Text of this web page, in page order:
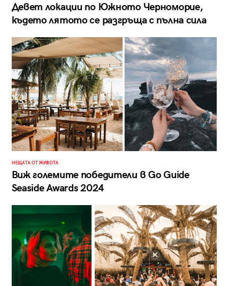
Девет локации по Южното Черноморие,
където лятото се разгръща с пълна сила
НЕЩАТА ОТ ЖИВОТА
Виж големите победители в Go Guide
Seaside Awards 2024